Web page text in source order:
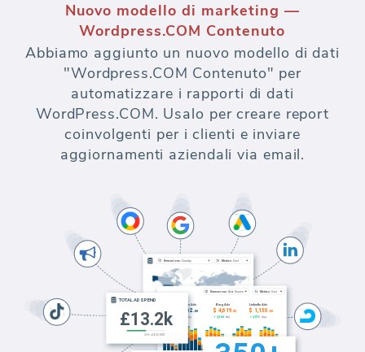
Nuovo modello di marketing —
Wordpress.COM Contenuto
Abbiamo aggiunto un nuovo modello di dati
"Wordpress.COM Contenuto" per
automatizzare i rapporti di dati
WordPress.COM. Usalo per creare report
coinvolgenti per i clienti e inviare
aggiornamenti aziendali via email.